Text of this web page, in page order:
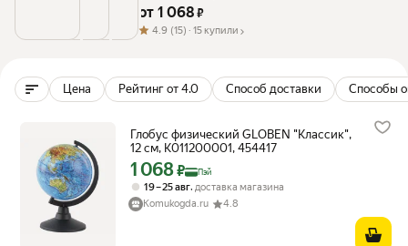
от 1 068 ₽
4.9 (15) · 15 купили
Цена Рейтинг от 4.0 Способ доставки Способы
Глобус физический GLOBEN "Классик",
12 см, К011200001, 454417
Цена с картой Яндекс Пэй 1068 ₽ вместо
1 068₽ Пэй
19 – 25 авг, доставка магазина
Komukogda.ru
4.8